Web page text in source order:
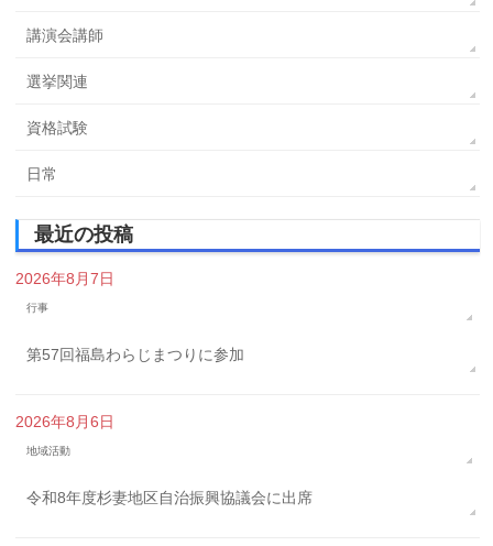
講演会講師
選挙関連
資格試験
日常
最近の投稿
2026年8月7日
行事
第57回福島わらじまつりに参加
2026年8月6日
地域活動
令和8年度杉妻地区自治振興協議会に出席